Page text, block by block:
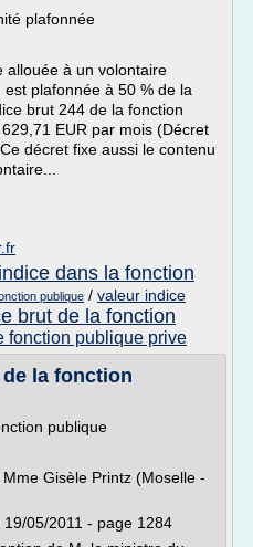
plafonnée
allouée à un volontaire
plafonnée à 50 % de la
brut 244 de la fonction
EUR par mois (Décret
décret fixe aussi le contenu
dans la fonction
publique / valeur indice
brut de la fonction
fonction publique prive
la fonction
publique
Gisèle Printz (Moselle -
05/2011 - page 1284